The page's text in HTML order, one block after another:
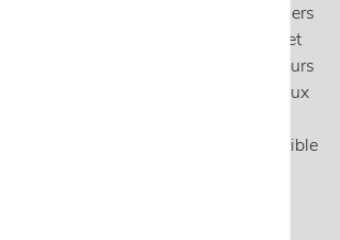
design adoptant les tous derniers
à savoir le nez en forme de requin et
le capot, une large gamme de moteurs
seront disponibles. Des nouveaux
hybridation ou non), diesel et
de 150 à 333 ch seront disponible